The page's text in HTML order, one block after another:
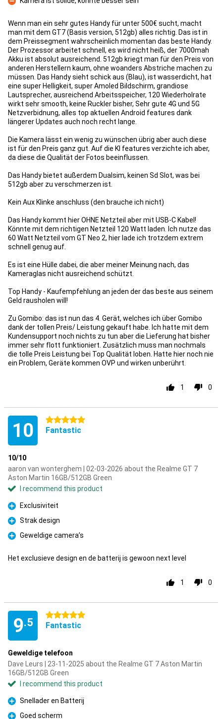
Con
Wenn man ein sehr gutes Handy für unter 500€ sucht, macht
man mit dem GT7 (Basis version, 512gb) alles richtig. Das ist in
dem Preissegment wahrscheinlich momentan das beste Handy.
Der Prozessor arbeitet schnell, es wird nicht heiß, der 7000mah
Akku ist absolut ausreichend. 512gb kriegt man für den Preis von
anderen Herstellern kaum, ohne woanders Abstriche machen zu
müssen. Das Handy sieht schick aus (Blau), ist wasserdicht, hat
eine super Helligkeit, super Amoled Bildschirm, grandiose
Lautsprecher, ausreichend Arbeitsspeicher, 120 Wiederholrate
wirkt sehr smooth, keine Ruckler bisher, Sehr gute 4G und 5G
Netzverbidnung, alles top aktuellen Android features dank
längerer Updates auch noch recht lange.
Die Kamera lässt ein wenig zu wünschen übrig aber auch diese
ist für den Preis ganz gut. Auf die KI features verzichte ich aber,
da diese die Qualität der Fotos beeinflussen.
Das Handy bietet außerdem Dualsim, keinen Sd Slot, was bei
512gb aber zu verschmerzen ist.
Kein Aux Klinke anschluss (den brauche ich nicht)
Das Handy kommt hier OHNE Netzteil aber mit USB-C Kabel!
Könnte mit dem richtigen Netzteil 120 Watt laden. Ich nutze das
60 Watt Netzteil vom GT Neo 2, hier lade ich trotzdem extrem
schnell genug auf.
Es ist eine Hülle dabei, die aber meiner Meinung nach, das
Kameraglas nicht ausreichend schützt.
Top Handy - Kaufempfehlung an jeden der das beste aus seinem
Geld rausholen will!
Zu Gomibo: das ist nun das 4. Gerät, welches ich über Gomibo
dank der tollen Preis/ Leistung gekauft habe. Ich hatte mit dem
Kundensupport noch nichts zu tun aber die Lieferung hat bisher
immer sehr flott funktioniert. Zusätzlich muss man nochmals
die tolle Preis Leistung bei Top Qualität loben. Hatte hier noch nie
ein Problem, Geräte kommen OVP und wirken unberührt.
1 0
10 5 stars
Fantastic
10/10
aaron van wonterghem | 02-03-2026 about the Realme GT 7
Aston Martin 16GB/512GB Green
I recommend this product
Pro
Exclusiviteit
Pro
Strak design
Pro
Geweldige camera’s
Het exclusieve design en de batterij is gewoon next level
1 0
9.5
5 stars
Fantastic
Geweldige telefoon
Dave Leurs | 23-11-2025 about the Realme GT 7 Aston Martin
16GB/512GB Green
I recommend this product
Pro
Snellader en Batterij
Goed scherm